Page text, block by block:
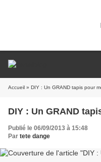
Accueil » DIY : Un GRAND tapis pour
DIY : Un GRAND
Publié le 06/09/2013 à 15:48
Par tete dange